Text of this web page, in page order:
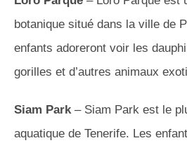
botanique situé dans la ville de
enfants adoreront voir les
gorilles et d’autres animaux
Siam Park– Siam Park est le
aquatique de Tenerife. Les